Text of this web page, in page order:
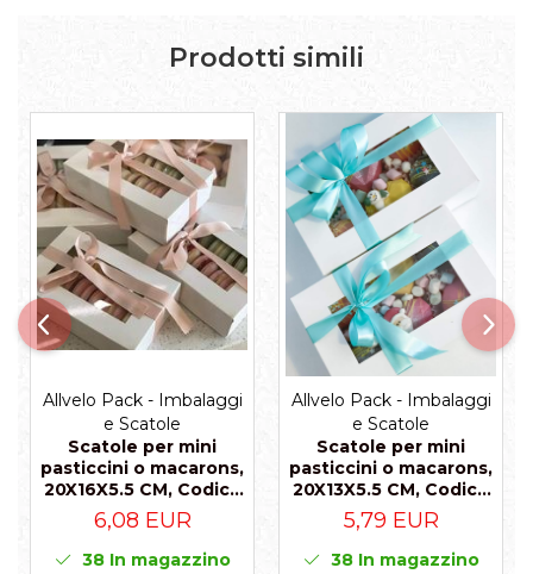
Prodotti simili
Allvelo Pack - Imbalaggi
e Scatole
Scatole per mini
pasticcini o macarons,
20X16X5.5 CM, Codice
D2- Bianco, Set 5
Pezzi
6,08 EUR
38In magazzino
Allvelo Pack - Imbalaggi
e Scatole
Scatole per mini
pasticcini o macarons,
20X13X5.5 CM, Codice
D1- Bianco, Set 5 Pezzi
5,79 EUR
38In magazzino